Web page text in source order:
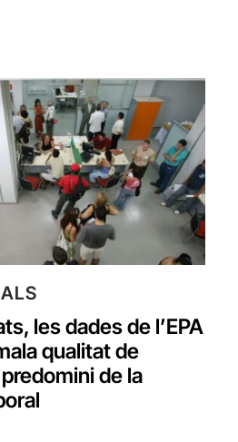
les dades de l’EPA
qualitat de
de la